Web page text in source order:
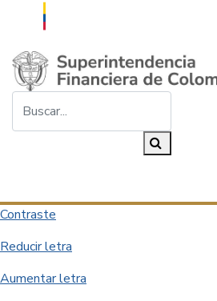
Saltar al contenido principal
Contraste
Reducir letra
Aumentar letra